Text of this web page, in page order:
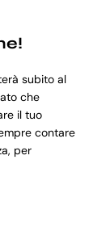
subito al
che
il tuo
contare
per